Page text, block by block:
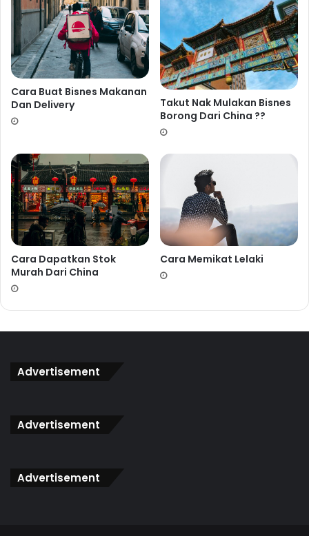
Cara Buat Bisnes Makanan
Dan Delivery
Takut Nak Mulakan Bisnes
Borong Dari China ??
Cara Dapatkan Stok
Murah Dari China
Cara Memikat Lelaki
Advertisement
Advertisement
Advertisement